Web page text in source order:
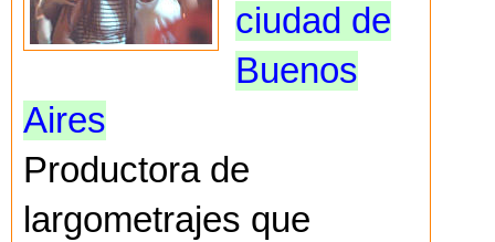
ciudad de
Buenos
Aires
Productora de
largometrajes que